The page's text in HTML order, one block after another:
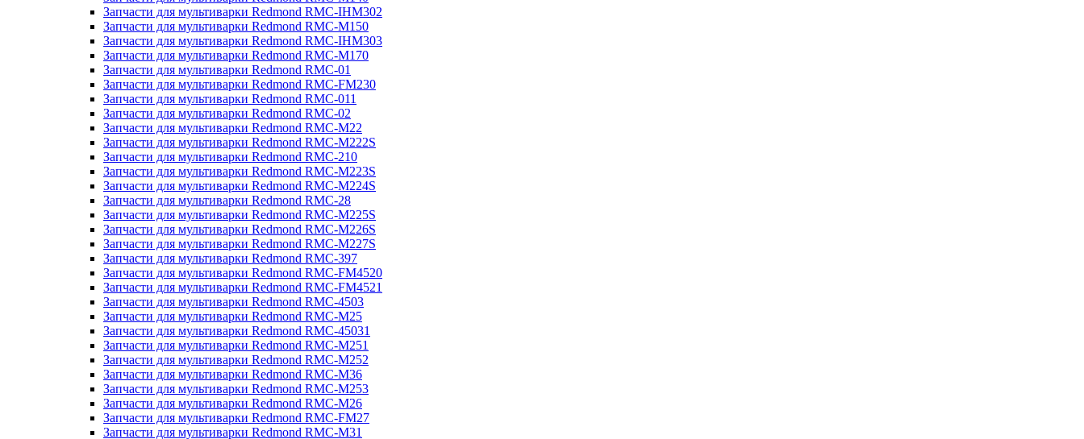
Запчасти для мультиварки Redmond RMC-IHM302
Запчасти для мультиварки Redmond RMC-M150
Запчасти для мультиварки Redmond RMC-IHM303
Запчасти для мультиварки Redmond RMC-M170
Запчасти для мультиварки Redmond RMC-01
Запчасти для мультиварки Redmond RMC-FM230
Запчасти для мультиварки Redmond RMC-011
Запчасти для мультиварки Redmond RMC-02
Запчасти для мультиварки Redmond RMC-M22
Запчасти для мультиварки Redmond RMC-M222S
Запчасти для мультиварки Redmond RMC-210
Запчасти для мультиварки Redmond RMC-M223S
Запчасти для мультиварки Redmond RMC-M224S
Запчасти для мультиварки Redmond RMC-28
Запчасти для мультиварки Redmond RMC-M225S
Запчасти для мультиварки Redmond RMC-M226S
Запчасти для мультиварки Redmond RMC-M227S
Запчасти для мультиварки Redmond RMC-397
Запчасти для мультиварки Redmond RMC-FM4520
Запчасти для мультиварки Redmond RMC-FM4521
Запчасти для мультиварки Redmond RMC-4503
Запчасти для мультиварки Redmond RMC-M25
Запчасти для мультиварки Redmond RMC-45031
Запчасти для мультиварки Redmond RMC-M251
Запчасти для мультиварки Redmond RMC-M252
Запчасти для мультиварки Redmond RMC-M36
Запчасти для мультиварки Redmond RMC-M253
Запчасти для мультиварки Redmond RMC-M26
Запчасти для мультиварки Redmond RMC-FM27
Запчасти для мультиварки Redmond RMC-M31